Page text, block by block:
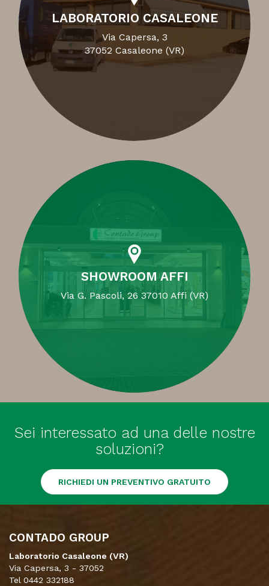
LABORATORIO CASALEONE
Via Capersa, 3
37052 Casaleone (VR)
SHOWROOM AFFI
Via G. Pascoli, 26 37010 Affi (VR)
Sei interessato ad una delle nostre
soluzioni?
RICHIEDI UN PREVENTIVO GRATUITO
CONTADO GROUP
Laboratorio Casaleone (VR)
Via Capersa, 3 - 37052
Tel 0442 332188